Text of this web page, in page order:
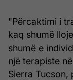
"Përcaktimi i
kaq shumë
shumë e
një terapiste
Sierra Tucson,